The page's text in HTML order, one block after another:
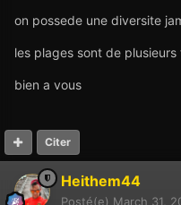
on possede une diversite
les plages sont de
bien a vous
Citer
Heithem44
Posté(e) March 31,